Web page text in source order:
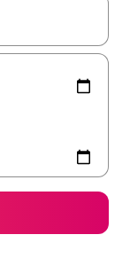
flèches vers le